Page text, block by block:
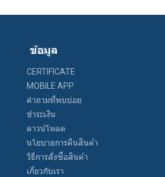
ข้อมูล
CERTIFICATE
MOBILE APP
คำถามที่พบบ่อย
ชำระเงิน
ดาวน์โหลด
นโยบายการคืนสินค้า
วิธีการสั่งซื้อสินค้า
เกี่ยวกับเรา